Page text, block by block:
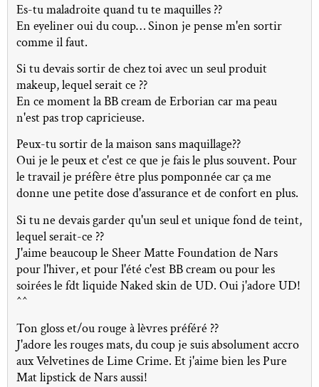
Es-tu maladroite quand tu te maquilles ??
En eyeliner oui du coup… Sinon je pense m'en sortir
comme il faut.
Si tu devais sortir de chez toi avec un seul produit
makeup, lequel serait ce ??
En ce moment la BB cream de Erborian car ma peau
n'est pas trop capricieuse.
Peux-tu sortir de la maison sans maquillage??
Oui je le peux et c'est ce que je fais le plus souvent. Pour
le travail je préfère être plus pomponnée car ça me
donne une petite dose d'assurance et de confort en plus.
Si tu ne devais garder qu'un seul et unique fond de teint,
lequel serait-ce ??
J'aime beaucoup le Sheer Matte Foundation de Nars
pour l'hiver, et pour l'été c'est BB cream ou pour les
soirées le fdt liquide Naked skin de UD. Oui j'adore UD!
^^
Ton gloss et/ou rouge à lèvres préféré ??
J'adore les rouges mats, du coup je suis absolument accro
aux Velvetines de Lime Crime. Et j'aime bien les Pure
Mat lipstick de Nars aussi!